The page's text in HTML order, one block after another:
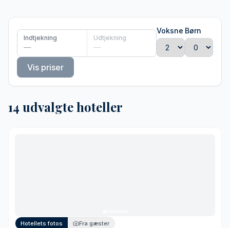
Indtjekning
—
Udtjekning
—
Voksne Børn
Vis priser
14 udvalgte hoteller
Hotellets fotos Fra gæster